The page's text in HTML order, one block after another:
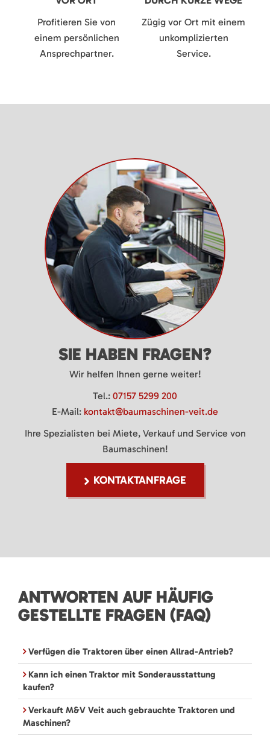
Profitieren Sie von
einem persönlichen
Ansprechpartner.
Zügig vor Ort mit einem
unkomplizierten
Service.
SIE HABEN FRAGEN?
Wir helfen Ihnen gerne weiter!
Tel.: 07157 5299 200
E-Mail: kontakt@baumaschinen-veit.de
Ihre Spezialisten bei Miete, Verkauf und Service von
Baumaschinen!
KONTAKTANFRAGE
ANTWORTEN AUF HÄUFIG
GESTELLTE FRAGEN (FAQ)
Verfügen die Traktoren über einen Allrad-Antrieb?
Kann ich einen Traktor mit Sonderausstattung
kaufen?
Verkauft M&V Veit auch gebrauchte Traktoren und
Maschinen?